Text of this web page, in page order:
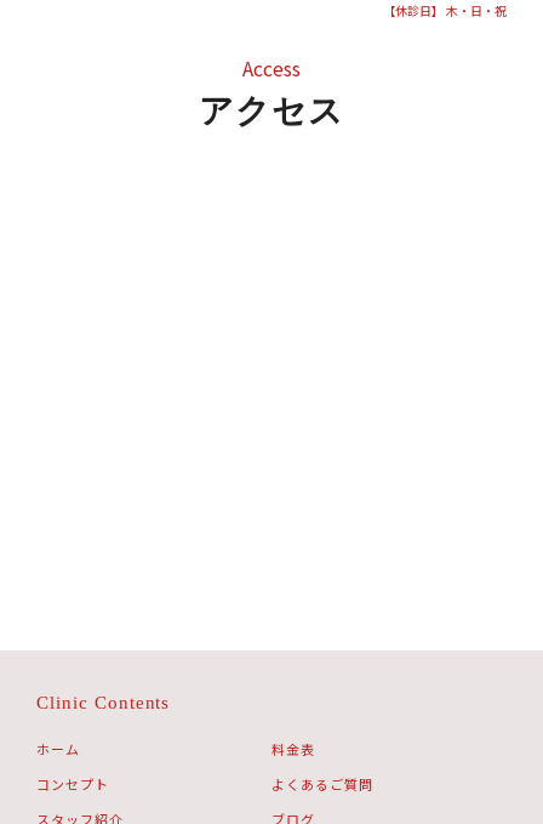
【休診日】 木・日・祝
アクセス
Access
Clinic Contents
ホーム
コンセプト
スタッフ紹介
料金表
よくあるご質問
ブログ